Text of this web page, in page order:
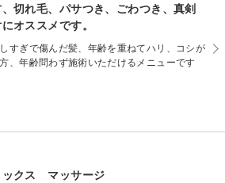
切れ毛、パサつき、ごわつき、真剣
オススメです。
すぎで傷んだ髪、年齢を重ねてハリ、コシが
、年齢問わず施術いただけるメニューです
クス マッサージ